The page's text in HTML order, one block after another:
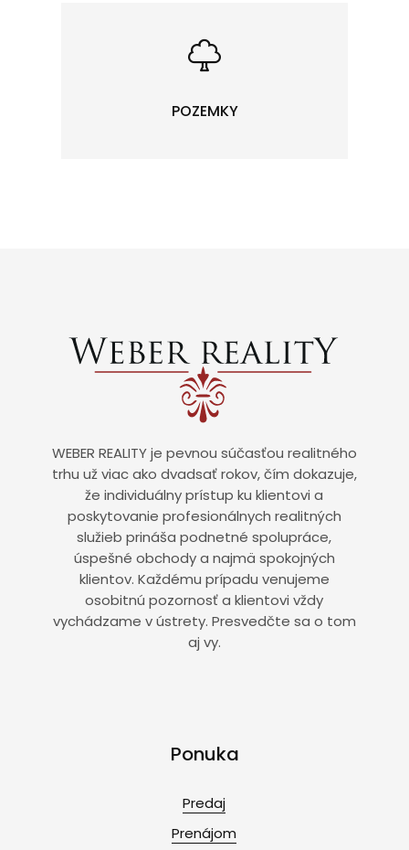
POZEMKY
WEBER REALITY je pevnou súčasťou realitného
trhu už viac ako dvadsať rokov, čím dokazuje,
že individuálny prístup ku klientovi a
poskytovanie profesionálnych realitných
služieb prináša podnetné spolupráce,
úspešné obchody a najmä spokojných
klientov. Každému prípadu venujeme
osobitnú pozornosť a klientovi vždy
vychádzame v ústrety. Presvedčte sa o tom
aj vy.
Ponuka
Predaj
Prenájom